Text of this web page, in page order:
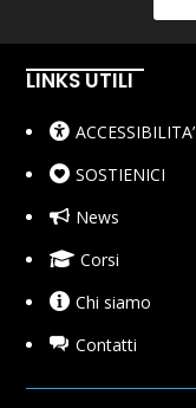
LINKS UTILI
ACCESSIBILITA’
SOSTIENICI
News
Corsi
Chi siamo
Contatti